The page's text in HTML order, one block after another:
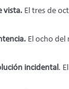
vista. El tres de
El ocho
incidental .